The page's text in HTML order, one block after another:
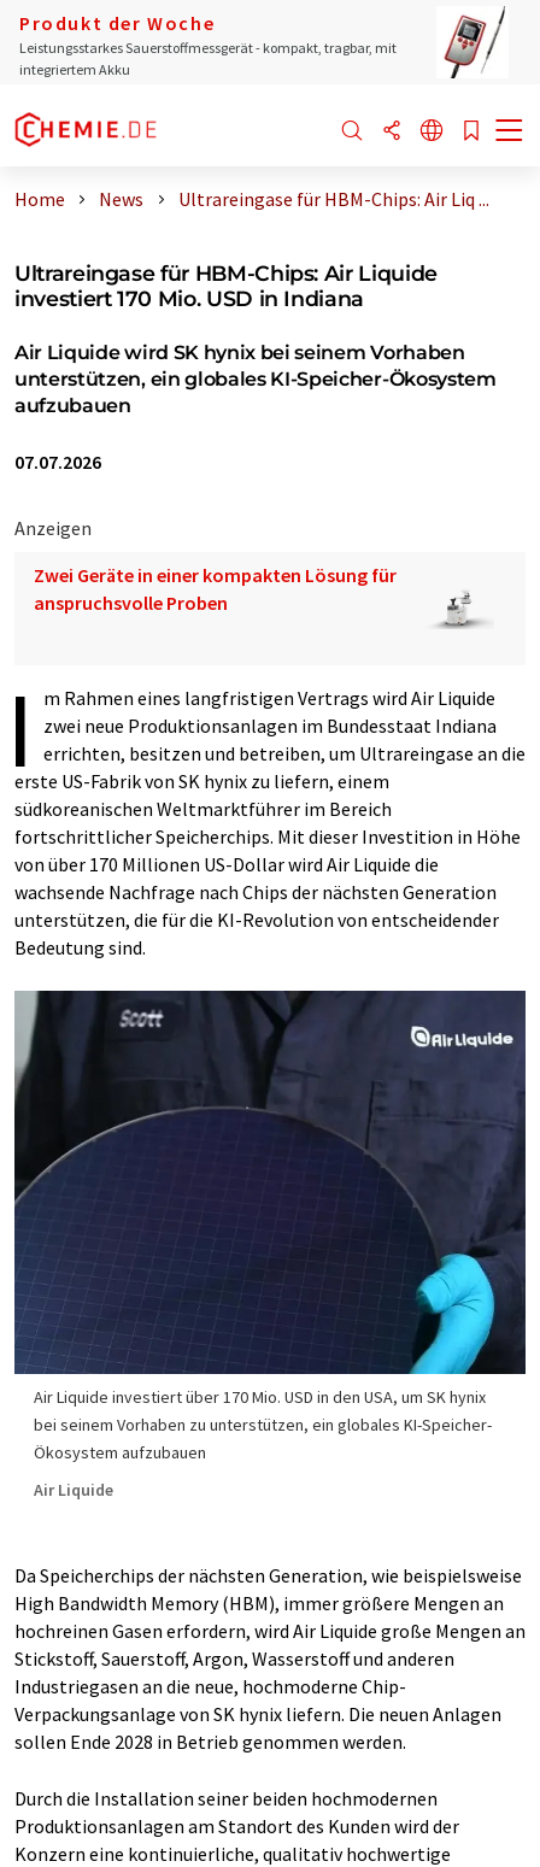
Produkt der Woche
Leistungsstarkes Sauerstoffmessgerät - kompakt, tragbar, mit
integriertem Akku
Home News Ultrareingase für HBM-Chips: Air Liq ...
Ultrareingase für HBM-Chips: Air Liquide
investiert 170 Mio. USD in Indiana
Air Liquide wird SK hynix bei seinem Vorhaben
unterstützen, ein globales KI-Speicher-Ökosystem
aufzubauen
07.07.2026
Anzeigen
Zwei Geräte in einer kompakten Lösung für
anspruchsvolle Proben
I
m Rahmen eines langfristigen Vertrags wird Air Liquide
zwei neue Produktionsanlagen im Bundesstaat Indiana
errichten, besitzen und betreiben, um Ultrareingase an die
erste US-Fabrik von SK hynix zu liefern, einem
südkoreanischen Weltmarktführer im Bereich
fortschrittlicher Speicherchips. Mit dieser Investition in Höhe
von über 170 Millionen US-Dollar wird Air Liquide die
wachsende Nachfrage nach Chips der nächsten Generation
unterstützen, die für die KI-Revolution von entscheidender
Bedeutung sind.
Air Liquide investiert über 170 Mio. USD in den USA, um SK hynix
bei seinem Vorhaben zu unterstützen, ein globales KI-Speicher-
Ökosystem aufzubauen
Air Liquide
Da Speicherchips der nächsten Generation, wie beispielsweise
High Bandwidth Memory (HBM), immer größere Mengen an
hochreinen Gasen erfordern, wird Air Liquide große Mengen an
Stickstoff, Sauerstoff, Argon, Wasserstoff und anderen
Industriegasen an die neue, hochmoderne Chip-
Verpackungsanlage von SK hynix liefern. Die neuen Anlagen
sollen Ende 2028 in Betrieb genommen werden.
Durch die Installation seiner beiden hochmodernen
Produktionsanlagen am Standort des Kunden wird der
Konzern eine kontinuierliche, qualitativ hochwertige